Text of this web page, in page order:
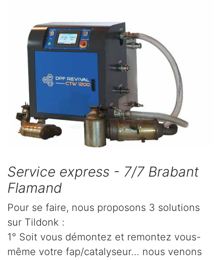
Service express - 7/7 Brabant
Flamand
Pour se faire, nous proposons 3 solutions
sur Tildonk :
1° Soit vous démontez et remontez vous-
même votre fap/catalyseur… nous venons